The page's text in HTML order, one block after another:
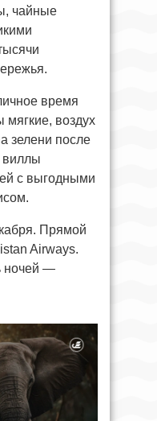
чайные
время
мягкие, воздух
зелени после
виллы
с выгодными
Прямой
Airways.
ночей —